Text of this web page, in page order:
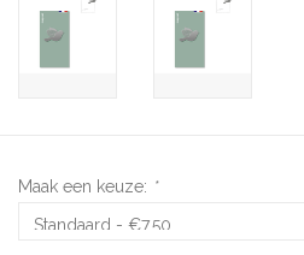
Maak een keuze: *